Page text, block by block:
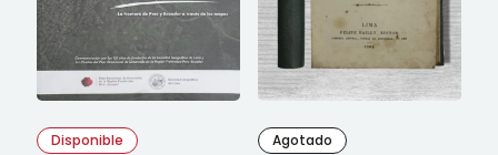
Disponible Agotado